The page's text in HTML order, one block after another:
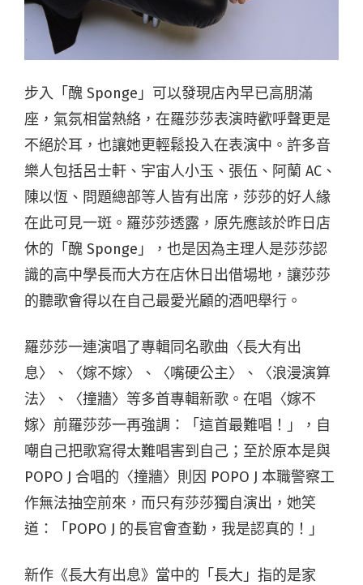
步入「醜 Sponge」可以發現店內早已高朋滿
座，氣氛相當熱絡，在羅莎莎表演時歡呼聲更是
不絕於耳，也讓她更輕鬆投入在表演中。許多音
樂人包括呂士軒、宇宙人小玉、張伍、阿蘭 AC、
陳以恆、問題總部等人皆有出席，莎莎的好人緣
在此可見一斑。羅莎莎透露，原先應該於昨日店
休的「醜 Sponge」，也是因為主理人是莎莎認
識的高中學長而大方在店休日出借場地，讓莎莎
的聽歌會得以在自己最愛光顧的酒吧舉行。
羅莎莎一連演唱了專輯同名歌曲〈長大有出
息〉、〈嫁不嫁〉、〈嘴硬公主〉、〈浪漫演算
法〉、〈撞牆〉等多首專輯新歌。在唱〈嫁不
嫁〉前羅莎莎一再強調：「這首最難唱！」，自
嘲自己把歌寫得太難唱害到自己；至於原本是與
POPO J 合唱的〈撞牆〉則因 POPO J 本職警察工
作無法抽空前來，而只有莎莎獨自演出，她笑
道：「POPO J 的長官會查勤，我是認真的！」
新作《長大有出息》當中的「長大」指的是家